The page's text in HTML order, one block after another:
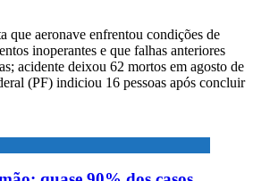
que aeronave enfrentou condições de
inoperantes e que falhas anteriores
acidente deixou 62 mortos em agosto de
(PF) indiciou 16 pessoas após concluir